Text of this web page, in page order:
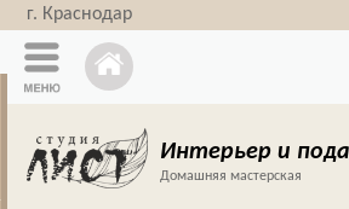
г. Краснодар
Интерьер и
Домашняя мастерская